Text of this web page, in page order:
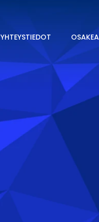
YHTEYSTIEDOT